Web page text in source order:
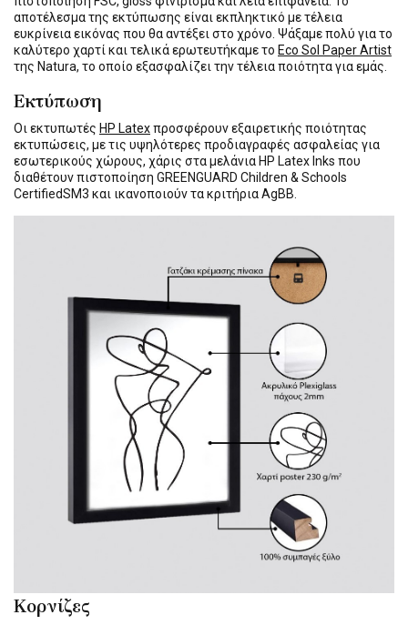
αποτέλεσμα της εκτύπωσης είναι εκπληκτικό με τέλεια
ευκρίνεια εικόνας που θα αντέξει στο χρόνο. Ψάξαμε πολύ για το
καλύτερο χαρτί και τελικά ερωτευτήκαμε το Eco Sol Paper Artist
της Natura, το οποίο εξασφαλίζει την τέλεια ποιότητα για εμάς.
Εκτύπωση
Οι εκτυπωτές HP Latexπροσφέρουν εξαιρετικής ποιότητας
εκτυπώσεις, με τις υψηλότερες προδιαγραφές ασφαλείας για
εσωτερικούς χώρους, χάρις στα μελάνια HP Latex Inks που
διαθέτουν πιστοποίηση GREENGUARD Children & Schools
CertifiedSM3 και ικανοποιούν τα κριτήρια AgBB.
Κορνίζες